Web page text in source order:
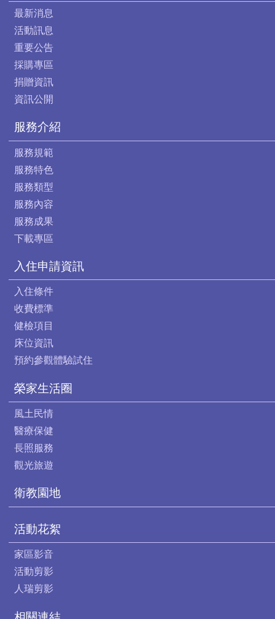
最新消息
活動訊息
重要公告
採購專區
捐贈資訊
資訊公開
服務介紹
服務規範
服務特色
服務類型
服務內容
服務成果
下載專區
入住申請資訊
入住條件
收費標準
健檢項目
床位資訊
預約參觀體驗試住
榮家生活圈
風土民情
醫療保健
長照服務
觀光旅遊
衛教園地
活動花絮
家區影音
活動剪影
人瑞剪影